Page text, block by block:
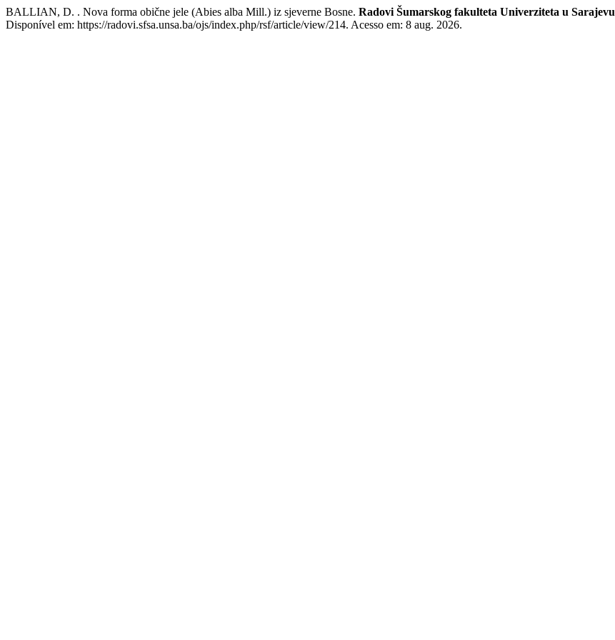
BALLIAN, D. . Nova forma obične jele (Abies alba Mill.) iz sjeverne Bosne. Radovi Šumarskog fakulteta Univerziteta u Sarajevu
Disponível em: https://radovi.sfsa.unsa.ba/ojs/index.php/rsf/article/view/214. Acesso em: 8 aug. 2026.